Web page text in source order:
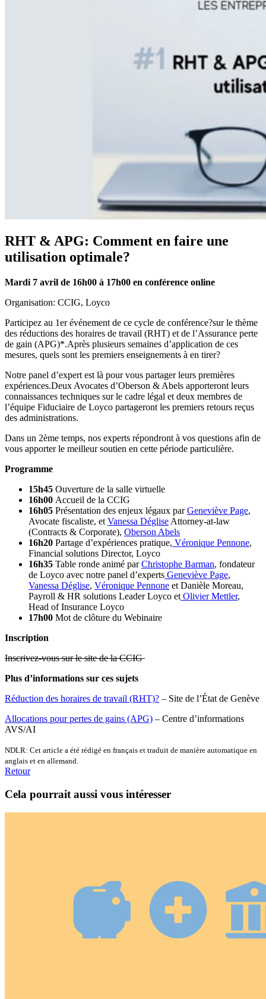
RHT & APG: Comment en faire une
utilisation optimale?
Mardi 7 avril de 16h00 à 17h00 en conférence online
Organisation: CCIG, Loyco
Participez au 1er événement de ce cycle de conférence?sur le thème
des réductions des horaires de travail (RHT) et de l’Assurance perte
de gain (APG)*.Après plusieurs semaines d’application de ces
mesures, quels sont les premiers enseignements à en tirer?
Notre panel d’expert est là pour vous partager leurs premières
expériences.Deux Avocates d’Oberson & Abels apporteront leurs
connaissances techniques sur le cadre légal et deux membres de
l’équipe Fiduciaire de Loyco partageront les premiers retours reçus
des administrations.
Dans un 2ème temps, nos experts répondront à vos questions afin de
vous apporter le meilleur soutien en cette période particulière.
Programme
15h45 Ouverture de la salle virtuelle
16h00 Accueil de la CCIG
16h05 Présentation des enjeux légaux parGeneviève Page,
Avocate fiscaliste, et Vanessa Déglise Attorney-at-law
(Contracts & Corporate), Oberson Abels
16h20 Partage d’expériences pratique, Véronique Pennone,
Financial solutions Director, Loyco
16h35 Table ronde animé parChristophe Barman, fondateur
de Loyco avec notre panel d’experts Geneviève Page,
Vanessa Déglise, Véronique Pennone et Danièle Moreau,
Payroll & HR solutions Leader Loyco et Olivier Mettler,
Head of Insurance Loyco
17h00 Mot de clôture du Webinaire
Inscription
Inscrivez-vous sur le site de la CCIG
Plus d’informations sur ces sujets
Réduction des horaires de travail (RHT)? – Site de l’État de Genève
Allocations pour pertes de gains (APG) – Centre d’informations
AVS/AI
NDLR: Cet article a été rédigé en français et traduit de manière automatique en
anglais et en allemand.
Retour
Cela pourrait aussi vous intéresser